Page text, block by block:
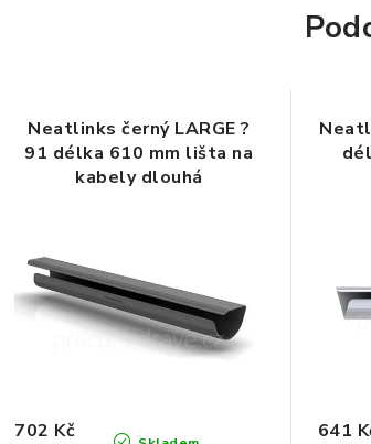
Neatlinks černý LARGE ?
91 délka 610 mm lišta na
kabely dlouhá
702 Kč 641